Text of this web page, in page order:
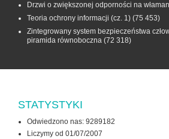
Drzwi o zwiększonej odporności na
Teoria ochrony informacji (cz. 1) (75 453)
Zintegrowany system bezpieczeństwa
piramida równoboczna (72 318)
STATYSTYKI
Odwiedzono nas: 9289182
Liczymy od 01/07/2007